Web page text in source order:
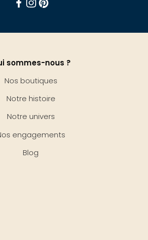
sommes-nous ?
Nos boutiques
Notre histoire
Notre univers
engagements
Blog